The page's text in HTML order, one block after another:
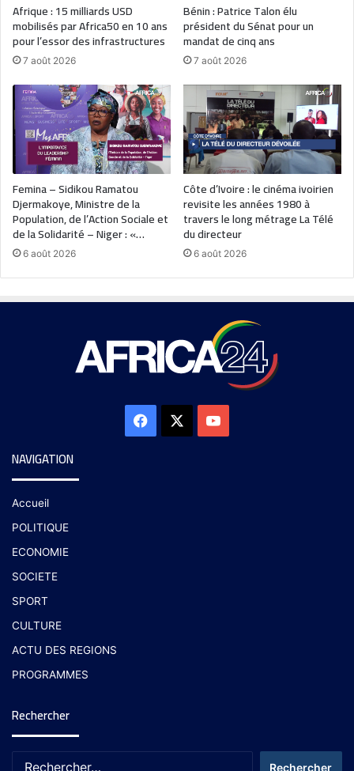
Afrique : 15 milliards USD
mobilisés par Africa50 en 10 ans
pour l’essor des infrastructures
7 août 2026
Bénin : Patrice Talon élu
président du Sénat pour un
mandat de cinq ans
7 août 2026
Femina – Sidikou Ramatou
Djermakoye, Ministre de la
Population, de l’Action Sociale et
de la Solidarité – Niger : «…
6 août 2026
Côte d’Ivoire : le cinéma ivoirien
revisite les années 1980 à
travers le long métrage La Télé
du directeur
6 août 2026
NAVIGATION
Accueil
POLITIQUE
ECONOMIE
SOCIETE
SPORT
CULTURE
ACTU DES REGIONS
PROGRAMMES
Rechercher